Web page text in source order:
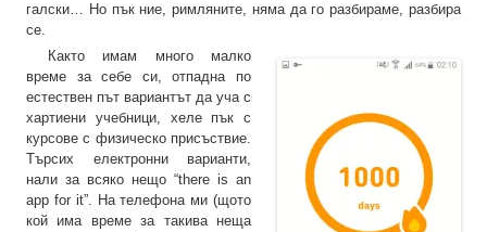
галски… Но пък ние, римляните, няма да го разбираме, разбира
се.
Както имам много малко
време за себе си, отпадна по
естествен път вариантът да уча с
хартиени учебници, хеле пък с
курсове с физическо присъствие.
Търсих електронни варианти,
нали за всяко нещо “there is an
app for it”. На телефона ми (щото
кой има време за такива неща